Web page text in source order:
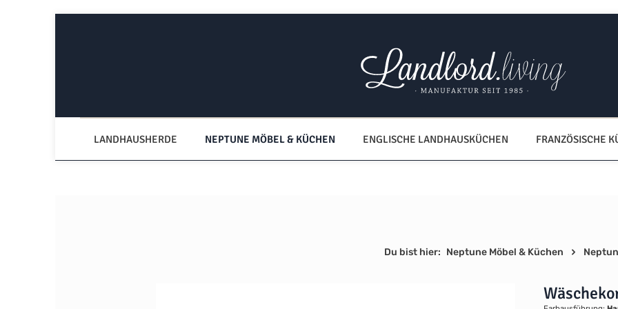
LANDHAUSHERDE NEPTUNE MÖBEL & KÜCHEN ENGLISCHE LANDHAUSKÜCHEN FRANZÖSISCHE
Du bist hier: Neptune Möbel & Küchen